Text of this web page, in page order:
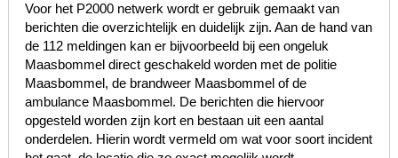
Voor het P2000 netwerk wordt er gebruik gemaakt van
berichten die overzichtelijk en duidelijk zijn. Aan de hand van
de 112 meldingen kan er bijvoorbeeld bij een ongeluk
Maasbommel direct geschakeld worden met de politie
Maasbommel, de brandweer Maasbommel of de
ambulance Maasbommel. De berichten die hiervoor
opgesteld worden zijn kort en bestaan uit een aantal
onderdelen. Hierin wordt vermeld om wat voor soort incident